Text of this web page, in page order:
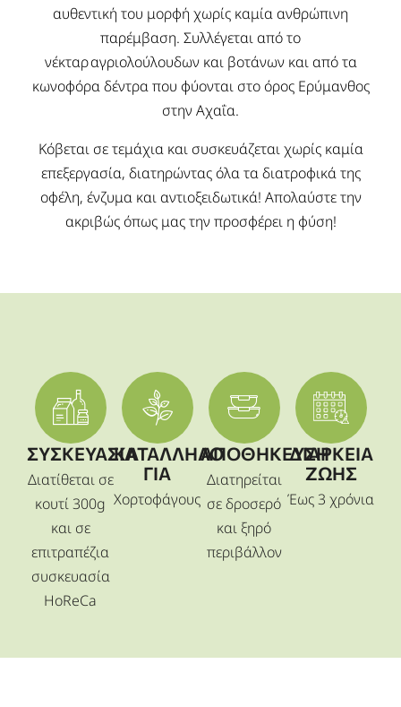
αυθεντική του μορφή χωρίς καμία ανθρώπινη
παρέμβαση. Συλλέγεται από το
νέκταρ αγριολούλουδων και βοτάνων και από τα
κωνοφόρα δέντρα που φύονται στο όρος Ερύμανθος
στην Αχαΐα.
Κόβεται σε τεμάχια και συσκευάζεται χωρίς καμία
επεξεργασία, διατηρώντας όλα τα διατροφικά της
οφέλη, ένζυμα και αντιοξειδωτικά! Απολαύστε την
ακριβώς όπως μας την προσφέρει η φύση!
ΣΥΣΚΕΥΑΣΙΑ
Διατίθεται σε
κουτί 300g
και σε
επιτραπέζια
συσκευασία
HoReCa
ΚΑΤΑΛΛΗΛΟ
ΓΙΑ
Χορτοφάγους
ΑΠΟΘΗΚΕΥΣΗ
Διατηρείται
σε δροσερό
και ξηρό
περιβάλλον
ΔΙΑΡΚΕΙΑ
ΖΩΗΣ
Έως 3 χρόνια